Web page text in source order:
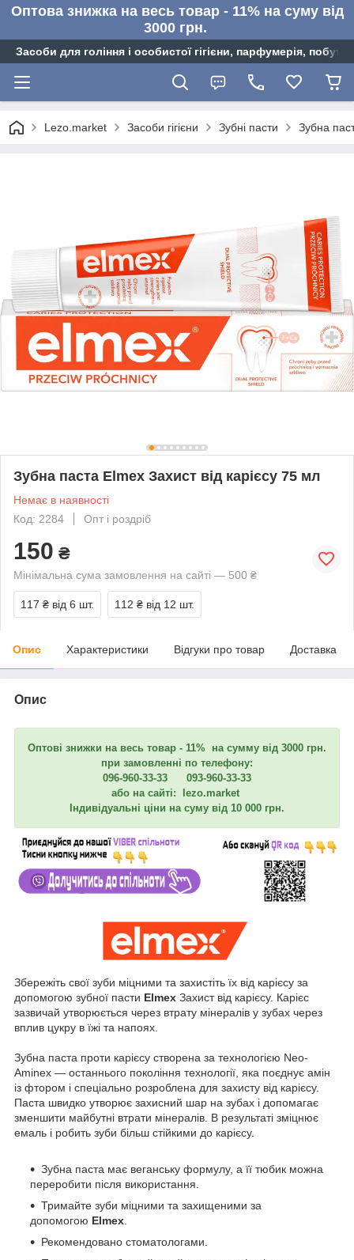
Оптова знижка на весь товар - 11% на суму від
3000 грн.
Засоби для гоління і особистої гігієни, парфумерія,
Lezo.market Засоби гігієни Зубні пасти Зубна
Зубна паста Elmex Захист від карієсу 75 мл
Немає в наявності
Код: 2284
Опт і роздріб
150 ₴
Мінімальна сума замовлення на сайті — 500 ₴
117 ₴ від 6 шт. 112 ₴ від 12 шт.
Опис Характеристики Відгуки про товар Доставка
Опис
Оптові знижки на весь товар - 11% на сумму від 3000 грн.
при замовленні по телефону:
096-960-33-33 093-960-33-33
або на сайті: lezo.market
Індивідуальні ціни на суму від 10 000 грн.
Збережіть свої зуби міцними та захистіть їх від карієсу за
допомогою зубної пасти Elmex Захист від карієсу. Карієс
зазвичай утворюється через втрату мінералів у зубах через
вплив цукру в їжі та напоях.
Зубна паста проти карієсу створена за технологією Neo-
Aminex — останнього покоління технології, яка поєднує амін
із фтором і спеціально розроблена для захисту від карієсу.
Паста швидко утворює захисний шар на зубах і допомагає
зменшити майбутні втрати мінералів. В результаті зміцнює
емаль і робить зуби більш стійкими до карієсу.
Зубна паста має веганську формулу, а її тюбик можна
переробити після використання.
Тримайте зуби міцними та захищеними за
допомогою Elmex
Рекомендовано стоматологами.